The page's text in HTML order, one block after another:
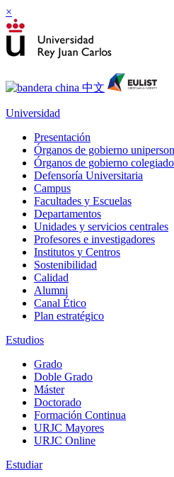
×
Universidad
Presentación
Órganos de gobierno
Órganos de gobierno
Defensoría Universitaria
Campus
Facultades y Escuelas
Departamentos
Unidades y servicios centrales
Profesores e investigadores
Institutos y Centros
Sostenibilidad
Calidad
Alumni
Canal Ético
Plan estratégico
Estudios
Grado
Doble Grado
Máster
Doctorado
Formación Continua
URJC Mayores
URJC Online
Estudiar